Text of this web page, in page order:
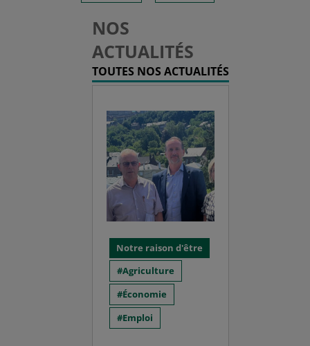
NOS
ACTUALITÉS
TOUTES NOS ACTUALITÉS
Notre raison d'être
Agriculture
Économie
Emploi